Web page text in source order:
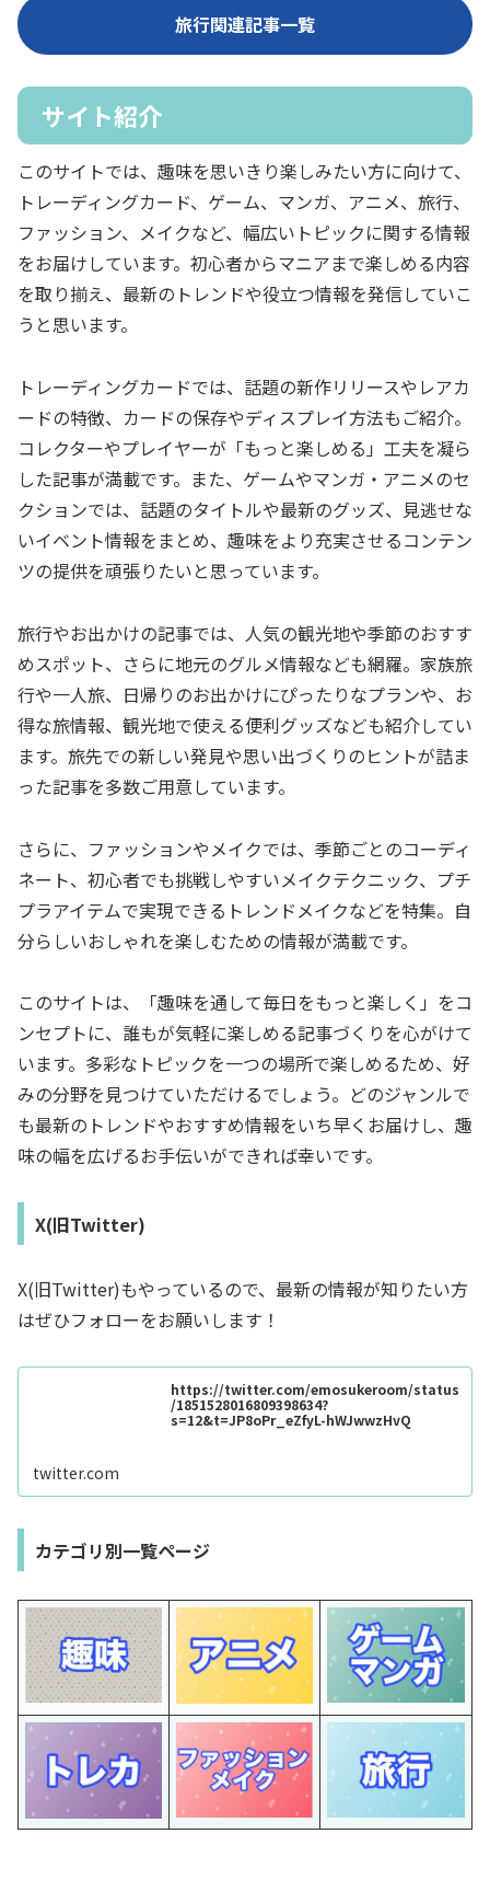
旅行関連記事一覧
サイト紹介
このサイトでは、趣味を思いきり楽しみたい方に向けて、
トレーディングカード、ゲーム、マンガ、アニメ、旅行、
ファッション、メイクなど、幅広いトピックに関する情報
をお届けしています。初心者からマニアまで楽しめる内容
を取り揃え、最新のトレンドや役立つ情報を発信していこ
うと思います。
トレーディングカードでは、話題の新作リリースやレアカ
ードの特徴、カードの保存やディスプレイ方法もご紹介。
コレクターやプレイヤーが「もっと楽しめる」工夫を凝ら
した記事が満載です。また、ゲームやマンガ・アニメのセ
クションでは、話題のタイトルや最新のグッズ、見逃せな
いイベント情報をまとめ、趣味をより充実させるコンテン
ツの提供を頑張りたいと思っています。
旅行やお出かけの記事では、人気の観光地や季節のおすす
めスポット、さらに地元のグルメ情報なども網羅。家族旅
行や一人旅、日帰りのお出かけにぴったりなプランや、お
得な旅情報、観光地で使える便利グッズなども紹介してい
ます。旅先での新しい発見や思い出づくりのヒントが詰ま
った記事を多数ご用意しています。
さらに、ファッションやメイクでは、季節ごとのコーディ
ネート、初心者でも挑戦しやすいメイクテクニック、プチ
プラアイテムで実現できるトレンドメイクなどを特集。自
分らしいおしゃれを楽しむための情報が満載です。
このサイトは、「趣味を通して毎日をもっと楽しく」をコ
ンセプトに、誰もが気軽に楽しめる記事づくりを心がけて
います。多彩なトピックを一つの場所で楽しめるため、好
みの分野を見つけていただけるでしょう。どのジャンルで
も最新のトレンドやおすすめ情報をいち早くお届けし、趣
味の幅を広げるお手伝いができれば幸いです。
X(旧Twitter)
X(旧Twitter)もやっているので、最新の情報が知りたい方
はぜひフォローをお願いします！
https://twitter.com/emosukeroom/status
/1851528016809398634?
s=12&t=JP8oPr_eZfyL-hWJwwzHvQ
twitter.com
カテゴリ別一覧ページ